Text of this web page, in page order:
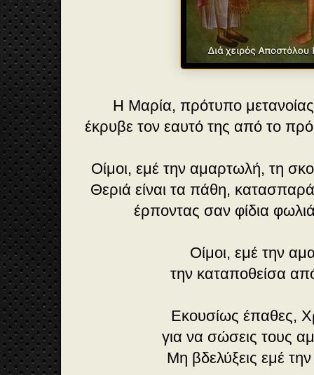
Η Μαρία, πρότυπο
έκρυβε τον εαυτό της από το
Οίμοι, εμέ την αμαρτωλή, τη
Θεριά είναι τα πάθη,
έρποντας σαν φίδια
Οίμοι, εμέ την
την καταποθείσα
Εκουσίως έπαθες,
για να σώσεις τους
Μη βδελύξεις εμέ